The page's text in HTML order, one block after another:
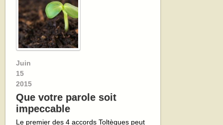
Juin
15
2015
Que votre parole soit
impeccable
Le premier des 4 accords Toltèques peut